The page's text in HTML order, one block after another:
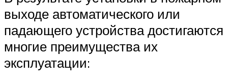
выходе автоматического или
падающего устройства достигаются
многие преимущества их
эксплуатации: